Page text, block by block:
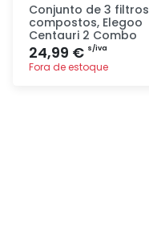
Conjunto de 3 filtros
compostos, Elegoo
Centauri 2 Combo
24,99 € s/iva
Fora de estoque